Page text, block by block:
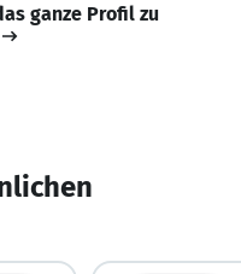
ganze Profil zu